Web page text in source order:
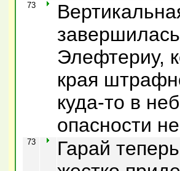
73
Элефтериу,
края
куда-то в
опасности
73
Гарай